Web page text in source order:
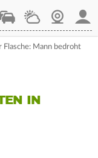
WetterWebcam
Flasche: Mann bedroht
IN